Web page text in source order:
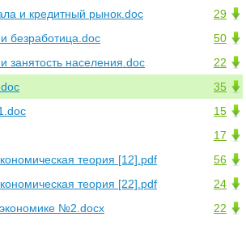
29
и кредитный рынок.doc
50
безработица.doc
22
занятость населения.doc
35
15
17
56
теория [12].pdf
24
теория [22].pdf
22
№2.docx